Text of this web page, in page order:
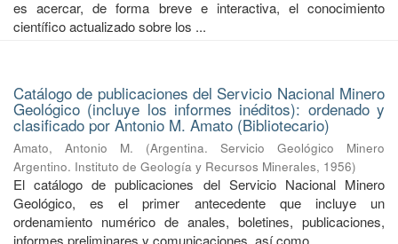
es acercar, de forma breve e interactiva, el conocimiento
científico actualizado sobre los ...
Catálogo de publicaciones del Servicio Nacional Minero
Geológico (incluye los informes inéditos): ordenado y
clasificado por Antonio M. Amato (Bibliotecario)
Amato, Antonio M. (Argentina. Servicio Geológico Minero
Argentino. Instituto de Geología y Recursos Minerales, 1956)
El catálogo de publicaciones del Servicio Nacional Minero
Geológico, es el primer antecedente que incluye un
ordenamiento numérico de anales, boletines, publicaciones,
informes preliminares y comunicaciones, así como ...